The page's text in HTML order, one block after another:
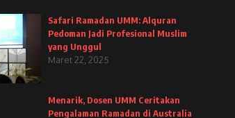
Safari Ramadan UMM: Alquran
Pedoman Jadi Profesional Muslim
yang Unggul
Maret 22, 2025
Menarik, Dosen UMM Ceritakan
Pengalaman Ramadan di Australia